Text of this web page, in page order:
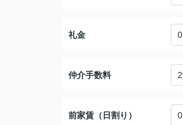
礼金
仲介手数料
前家賃（日割り）